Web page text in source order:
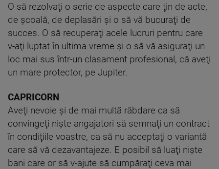
O să rezolvaţi o serie de aspecte care ţin de acte,
de şcoală, de deplasări şi o să vă bucuraţi de
succes. O să recuperaţi acele lucruri pentru care
v-aţi luptat în ultima vreme şi o să vă asiguraţi un
loc mai sus într-un clasament profesional, că aveţi
un mare protector, pe Jupiter.
CAPRICORN
Aveţi nevoie şi de mai multă răbdare ca să
convingeţi nişte angajatori să semnaţi un contract
în condiţiile voastre, ca să nu acceptaţi o variantă
care să vă dezavantajeze. E posibil să luaţi nişte
bani care or să v-ajute să cumpăraţi ceva mai